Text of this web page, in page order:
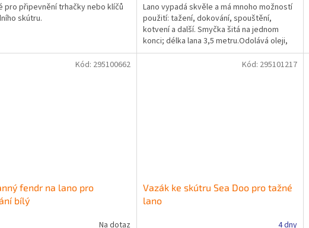
pro připevnění trhačky nebo klíčů
skútru.
Lano vypadá skvěle a má mnoho možností
použití: tažení, dokování, spouštění,
kotvení a další. Smyčka šitá na jednom
konci; délka lana 3,5 metru.Odolává oleji,
plynu,...
fendr na lano pro
bílý
Na dotaz
Kód: 295100662
Vazák ke skútru Sea Doo pro tažné
lano
4 dny
Kód: 295101217